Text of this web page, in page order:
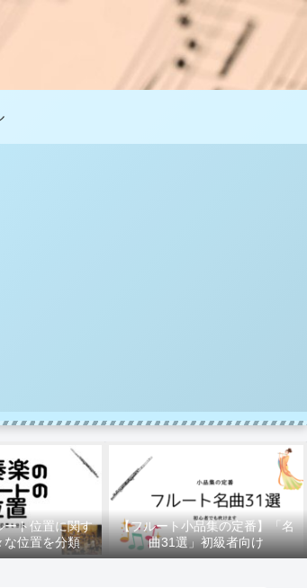
ート位置に関す
な位置を分類
【フルート小品集の定番】「名
曲31選」初級者向け